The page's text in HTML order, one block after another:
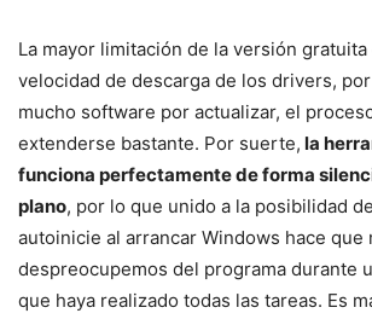
La mayor limitación de la versión
velocidad de descarga de los drivers,
mucho software por actualizar, el
extenderse bastante. Por suerte, la
funciona perfectamente de forma
plano, por lo que unido a la posibilidad
autoinicie al arrancar Windows hace que
despreocupemos del programa durante
que haya realizado todas las tareas. Es